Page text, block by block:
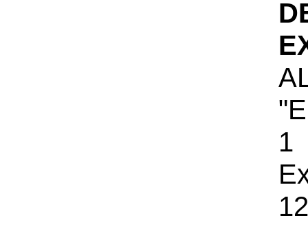
1